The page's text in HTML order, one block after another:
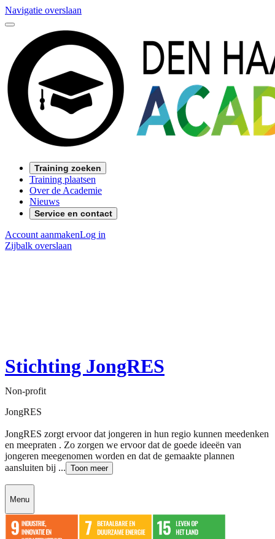
Navigatie overslaan
Training zoeken
Training plaatsen
Over de Academie
Nieuws
Service en contact
Account aanmakenLog in
Zijbalk overslaan
Stichting JongRES
Non-profit
JongRES
JongRES zorgt ervoor dat jongeren in hun regio kunnen meedenken
en meepraten . Zo zorgen we ervoor dat de goede ideeën van
jongeren meegenomen worden en dat de gemaakte plannen
aansluiten bij ... Toon meer
Menu